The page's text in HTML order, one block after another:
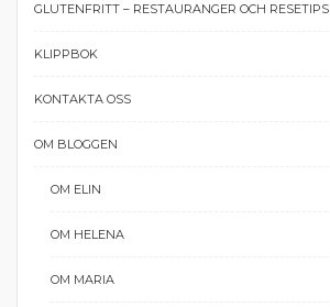
GLUTENFRITT – RESTAURANGER OCH RESETIPS
KLIPPBOK
KONTAKTA OSS
OM BLOGGEN
OM ELIN
OM HELENA
OM MARIA